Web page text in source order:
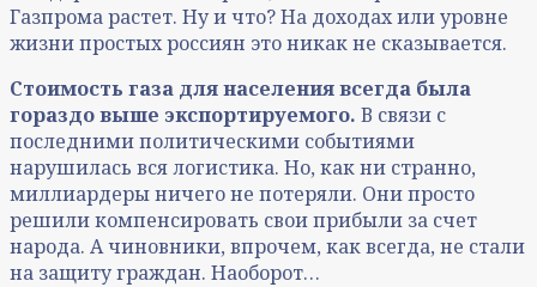
Газпрома растет. Ну и что? На доходах или уровне
жизни простых россиян это никак не сказывается.
Стоимость газа для населения всегда была
гораздо выше экспортируемого. В связи с
последними политическими событиями
нарушилась вся логистика. Но, как ни странно,
миллиардеры ничего не потеряли. Они просто
решили компенсировать свои прибыли за счет
народа. А чиновники, впрочем, как всегда, не стали
на защиту граждан. Наоборот…